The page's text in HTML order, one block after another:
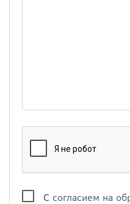
С согласием на